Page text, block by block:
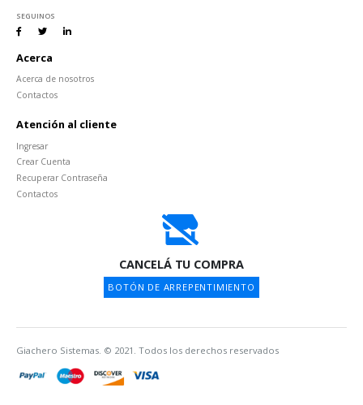
SEGUINOS
Acerca
Acerca de nosotros
Contactos
Atención al cliente
Ingresar
Crear Cuenta
Recuperar Contraseña
Contactos
CANCELÁ TU COMPRA
BOTÓN DE ARREPENTIMIENTO
Giachero Sistemas. © 2021. Todos los derechos reservados